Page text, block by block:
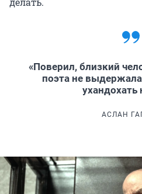
«Поверил, близкий
поэта не
ухандохать
АСЛАН